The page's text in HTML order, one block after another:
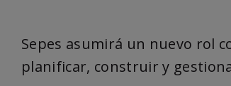
Sepes asumirá un nuevo rol
planificar, construir y